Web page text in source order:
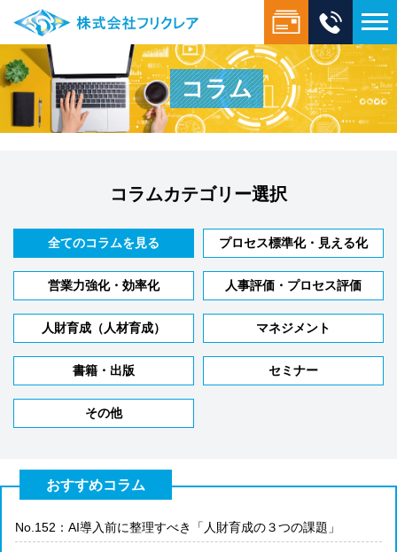
コラム
コラムカテゴリー選択
全てのコラムを見る プロセス標準化・見える化
営業力強化・効率化 人事評価・プロセス評価
人財育成（人材育成） マネジメント
書籍・出版 セミナー
その他
おすすめコラム
No.152：AI導入前に整理すべき「人財育成の３つの課題」